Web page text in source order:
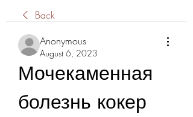
Back
Anonymous
August 6, 2023
Мочекаменная
болезнь кокер